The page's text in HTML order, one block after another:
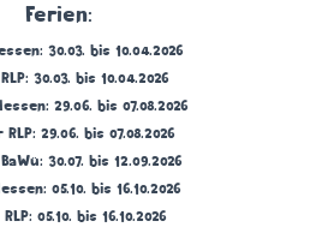
Ferien:
30.03. bis 10.04.2026
30.03. bis 10.04.2026
29.06. bis 07.08.2026
29.06. bis 07.08.2026
30.07. bis 12.09.2026
05.10. bis 16.10.2026
05.10. bis 16.10.2026